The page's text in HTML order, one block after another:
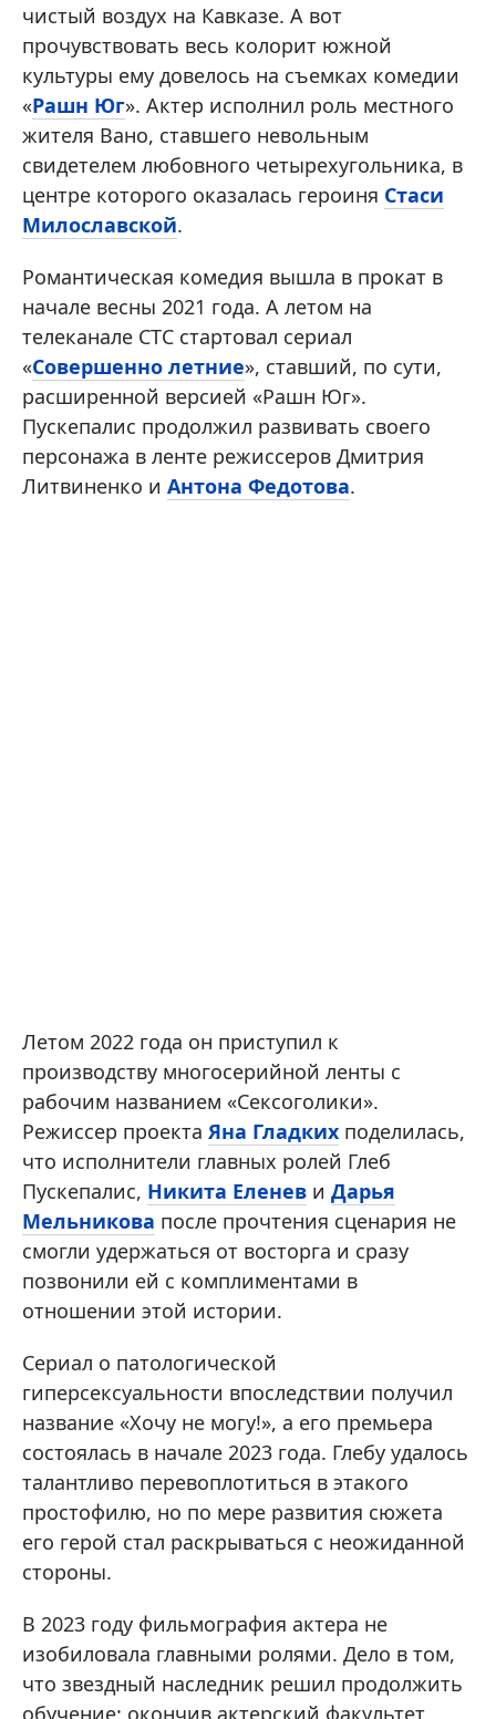
чистый воздух на Кавказе. А вот
прочувствовать весь колорит южной
культуры ему довелось на съемках комедии
«Рашн Юг». Актер исполнил роль местного
жителя Вано, ставшего невольным
свидетелем любовного четырехугольника, в
центре которого оказалась героиня Стаси
Милославской.
Романтическая комедия вышла в прокат в
начале весны 2021 года. А летом на
телеканале СТС стартовал сериал
«Совершенно летние», ставший, по сути,
расширенной версией «Рашн Юг».
Пускепалис продолжил развивать своего
персонажа в ленте режиссеров Дмитрия
Литвиненко и Антона Федотова.
Летом 2022 года он приступил к
производству многосерийной ленты с
рабочим названием «Сексоголики».
Режиссер проекта Яна Гладких поделилась,
что исполнители главных ролей Глеб
Пускепалис, Никита Еленев и Дарья
Мельникова после прочтения сценария не
смогли удержаться от восторга и сразу
позвонили ей с комплиментами в
отношении этой истории.
Сериал о патологической
гиперсексуальности впоследствии получил
название «Хочу не могу!», а его премьера
состоялась в начале 2023 года. Глебу удалось
талантливо перевоплотиться в этакого
простофилю, но по мере развития сюжета
его герой стал раскрываться с неожиданной
стороны.
В 2023 году фильмография актера не
изобиловала главными ролями. Дело в том,
что звездный наследник решил продолжить
обучение: окончив актерский факультет